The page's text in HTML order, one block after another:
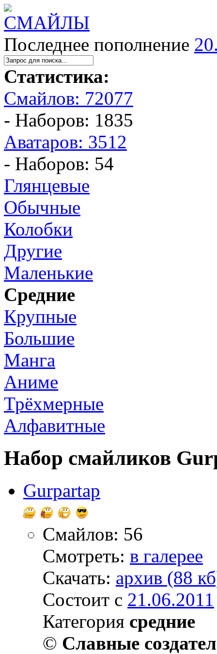
Последнее пополнение
Статистика:
Смайлов: 72077
- Наборов: 1835
Аватаров: 3512
- Наборов: 54
Глянцевые
Обычные
Колобки
Другие
Маленькие
Средние
Крупные
Большие
Манга
Аниме
Трёхмерные
Алфавитные
Набор смайликов
Gurpartap
Смайлов: 56
Смотреть: в галерее
Скачать: архив (88
Состоит с 21.06.2011
Категория средние
© Славные